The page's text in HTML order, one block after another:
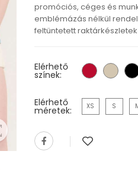
promóciós, céges és
emblémázás nélkül
feltüntetett
Elérhető
színek:
Elérhető
méretek: XS S